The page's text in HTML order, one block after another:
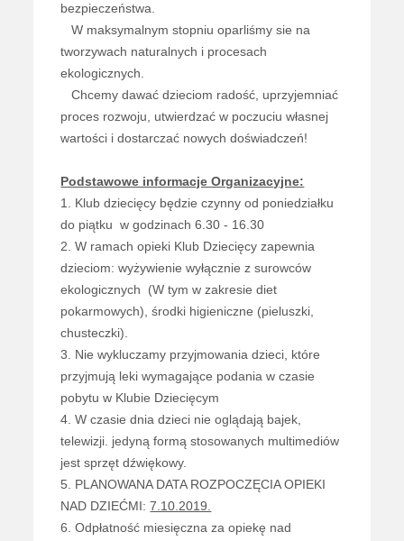
bezpieczeństwa.
W maksymalnym stopniu oparliśmy sie na
tworzywach naturalnych i procesach
ekologicznych.
Chcemy dawać dzieciom radość, uprzyjemniać
proces rozwoju, utwierdzać w poczuciu własnej
wartości i dostarczać nowych doświadczeń!
Podstawowe informacje Organizacyjne:
1. Klub dziecięcy będzie czynny od poniedziałku
do piątku w godzinach 6.30 - 16.30
2. W ramach opieki Klub Dziecięcy zapewnia
dzieciom: wyżywienie wyłącznie z surowców
ekologicznych (W tym w zakresie diet
pokarmowych), środki higieniczne (pieluszki,
chusteczki).
3. Nie wykluczamy przyjmowania dzieci, które
przyjmują leki wymagające podania w czasie
pobytu w Klubie Dziecięcym
4. W czasie dnia dzieci nie oglądają bajek,
telewizji. jedyną formą stosowanych multimediów
jest sprzęt dźwiękowy.
5. PLANOWANA DATA ROZPOCZĘCIA OPIEKI
NAD DZIEĆMI:7.10.2019.
6. Odpłatność miesięczna za opiekę nad